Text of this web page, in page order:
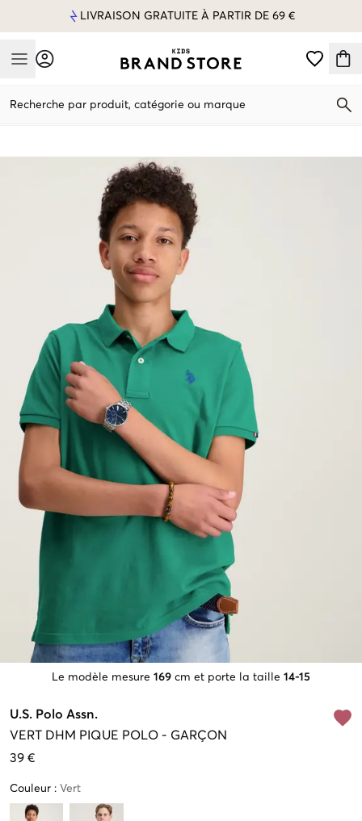
LIVRAISON GRATUITE À PARTIR DE 69 €
Mobile Menu
Recherche par produit, catégorie ou marque
Le modèle mesure 169 cm et porte la taille 14-15
U.S. Polo Assn.
VERT DHM PIQUE POLO - GARÇON
39 €
Couleur : Vert